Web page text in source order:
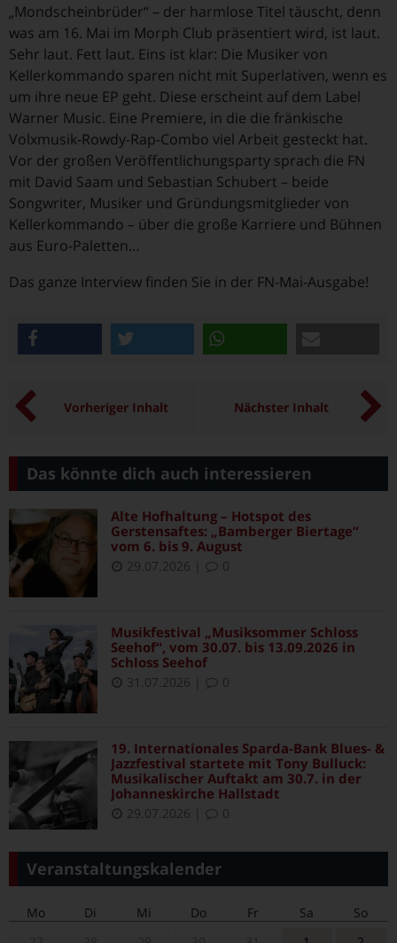
„Mondscheinbrüder“ – der harmlose Titel täuscht, denn
was am 16. Mai im Morph Club präsentiert wird, ist laut.
Sehr laut. Fett laut. Eins ist klar: Die Musiker von
Kellerkommando sparen nicht mit Superlativen, wenn es
um ihre neue EP geht. Diese erscheint auf dem Label
Warner Music. Eine Premiere, in die die fränkische
Volxmusik-Rowdy-Rap-Combo viel Arbeit gesteckt hat.
Vor der großen Veröffentlichungsparty sprach die FN
mit David Saam und Sebastian Schubert – beide
Songwriter, Musiker und Gründungsmitglieder von
Kellerkommando – über die große Karriere und Bühnen
aus Euro-Paletten…
Das ganze Interview finden Sie in der FN-Mai-Ausgabe!
Vorheriger Inhalt Nächster Inhalt
Das könnte dich auch interessieren
Alte Hofhaltung – Hotspot des
Gerstensaftes: „Bamberger Biertage“
vom 6. bis 9. August
29.07.2026 0
Musikfestival „Musiksommer Schloss
Seehof“, vom 30.07. bis 13.09.2026 in
Schloss Seehof
31.07.2026 0
19. Internationales Sparda-Bank Blues- &
Jazzfestival startete mit Tony Bulluck:
Musikalischer Auftakt am 30.7. in der
Johanneskirche Hallstadt
29.07.2026 0
Veranstaltungskalender
Mo Di Mi Do Fr Sa
So